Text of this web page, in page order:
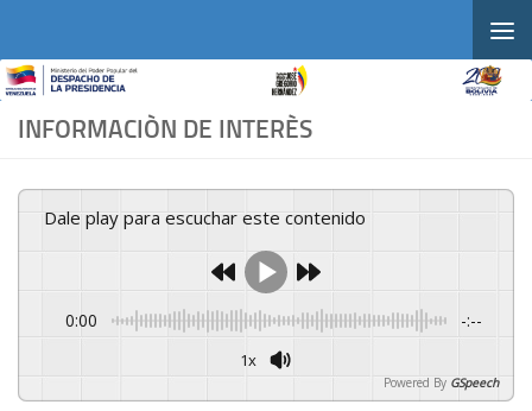
INFORMACIÒN DE INTERÈS
Dale play para escuchar este contenido
0:00 -:--
1x
Powered By GSpeech